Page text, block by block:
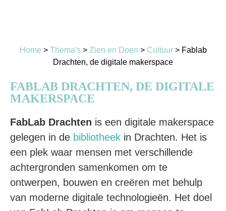
Home > Thema's> Zien en Doen > Cultuur> Fablab
Drachten, de digitale makerspace
FABLAB DRACHTEN, DE DIGITALE
MAKERSPACE
FabLab Drachten is een digitale makerspace
gelegen in de bibliotheek in Drachten. Het is
een plek waar mensen met verschillende
achtergronden samenkomen om te
ontwerpen, bouwen en creëren met behulp
van moderne digitale technologieën. Het doel